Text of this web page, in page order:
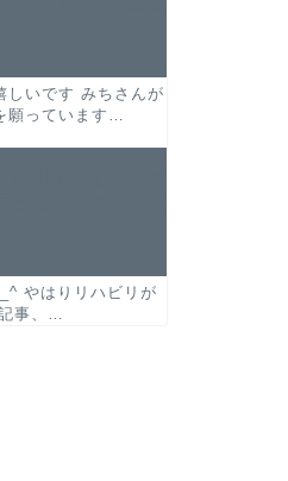
しいです みちさんが
願っています…
やはりリハビリが
事、…